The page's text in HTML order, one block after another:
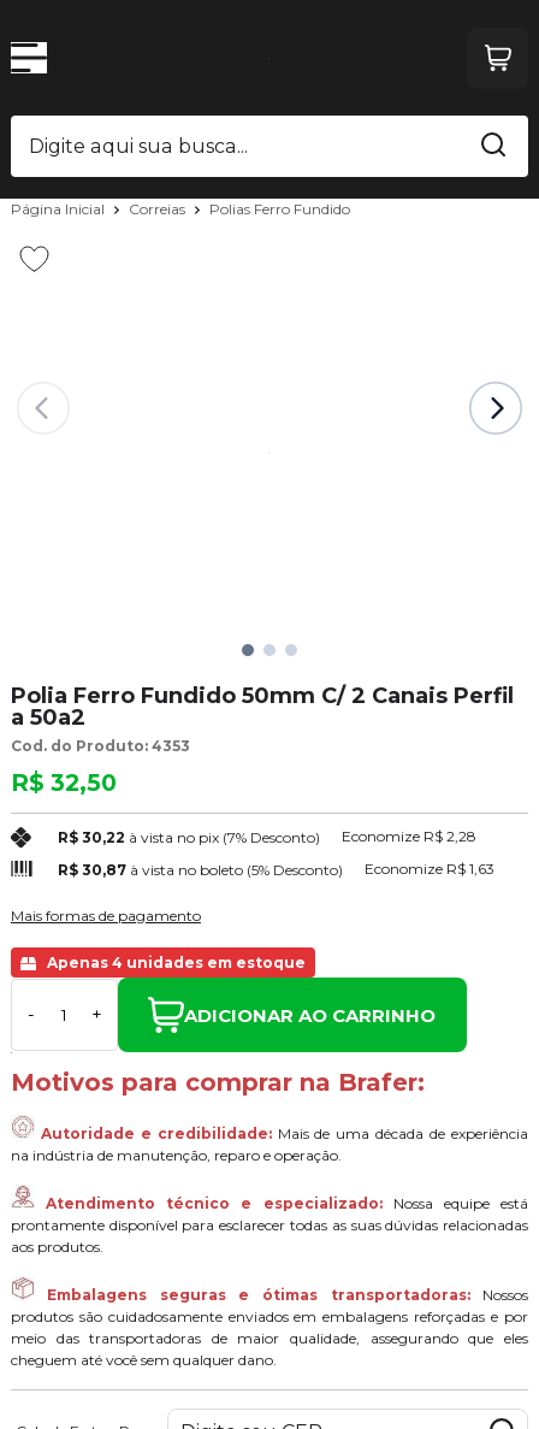
Página Inicial Correias Polias Ferro Fundido
Polia Ferro Fundido 50mm C/ 2 Canais Perfil
a 50a2
Cod. do Produto: 4353
R$ 32,50
R$ 30,22 à vista no pix (7% Desconto) Economize R$ 2,28
R$ 30,87 à vista no boleto (5% Desconto) Economize R$ 1,63
Mais formas de pagamento
Apenas 4 unidades em estoque
- + ADICIONAR AO CARRINHO
Motivos para comprar na Brafer:
Autoridade e credibilidade: Mais de uma década de experiência
na indústria de manutenção, reparo e operação.
Atendimento técnico e especializado:
Nossa equipe está
prontamente disponível para esclarecer todas as suas dúvidas relacionadas
aos produtos.
Embalagens seguras e ótimas transportadoras:
Nossos
produtos são cuidadosamente enviados em embalagens reforçadas e por
meio das transportadoras de maior qualidade, assegurando que eles
cheguem até você sem qualquer dano.